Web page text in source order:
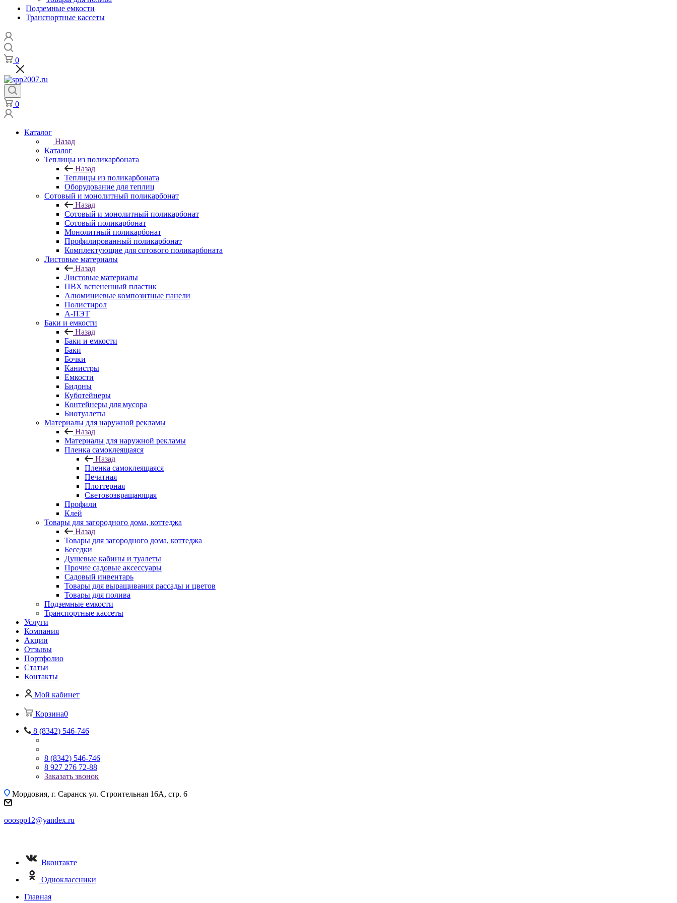
Подземные емкости
Транспортные кассеты
0
0
Каталог
Назад
Каталог
Теплицы из поликарбоната
Назад
Теплицы из поликарбоната
Оборудование для теплиц
Сотовый и монолитный поликарбонат
Назад
Сотовый и монолитный поликарбонат
Сотовый поликарбонат
Монолитный поликарбонат
Профилированный поликарбонат
Комплектующие для сотового поликарбоната
Листовые материалы
Назад
Листовые материалы
ПВХ вспененный пластик
Алюминиевые композитные панели
Полистирол
А-ПЭТ
Баки и емкости
Назад
Баки и емкости
Баки
Бочки
Канистры
Емкости
Бидоны
Куботейнеры
Контейнеры для мусора
Биотуалеты
Материалы для наружной рекламы
Назад
Материалы для наружной рекламы
Пленка самоклеящаяся
Назад
Пленка самоклеящаяся
Печатная
Плоттерная
Световозвращающая
Профили
Клей
Товары для загородного дома, коттеджа
Назад
Товары для загородного дома, коттеджа
Беседки
Душевые кабины и туалеты
Прочие садовые аксессуары
Садовый инвентарь
Товары для выращивания рассады и цветов
Товары для полива
Подземные емкости
Транспортные кассеты
Услуги
Компания
Акции
Отзывы
Портфолио
Статьи
Контакты
Мой кабинет
Корзина0
8 (8342) 546-746
8 (8342) 546-746
8 927 276 72-88
Заказать звонок
Мордовия, г. Саранск ул. Строительная 16A, стр. 6
ooospp12@yandex.ru
Вконтакте
Одноклассники
Главная